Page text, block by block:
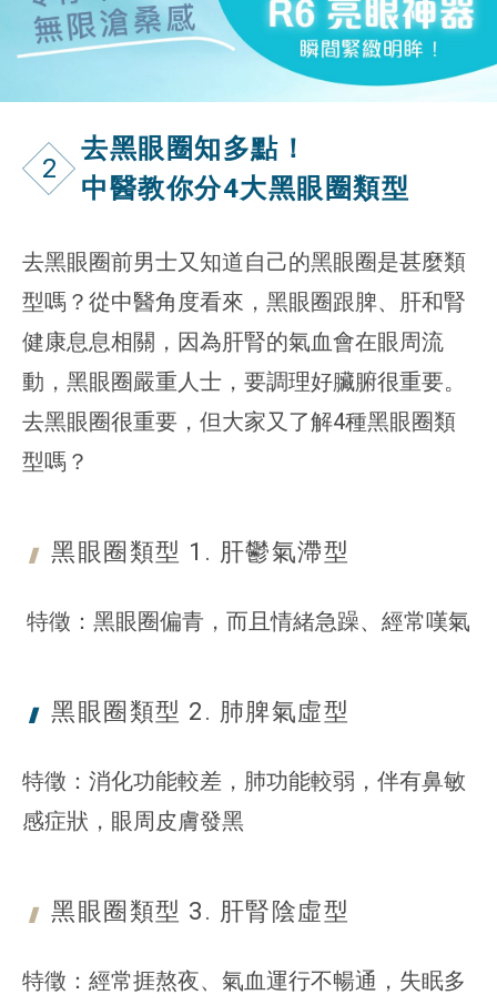
2
去黑眼圈知多點！
中醫教你分4大黑眼圈類型
去黑眼圈前男士又知道自己的黑眼圈是甚麼類
型嗎？從中醫角度看來，黑眼圈跟脾、肝和腎
健康息息相關，因為肝腎的氣血會在眼周流
動，黑眼圈嚴重人士，要調理好臟腑很重要。
去黑眼圈很重要，但大家又了解4種黑眼圈類
型嗎？
黑眼圈類型 1. 肝鬱氣滯型
特徵：黑眼圈偏青，而且情緒急躁、經常嘆氣
黑眼圈類型 2. 肺脾氣虛型
特徵：消化功能較差，肺功能較弱，伴有鼻敏
感症狀，眼周皮膚發黑
黑眼圈類型 3. 肝腎 陰虛型
特徵：經常捱熬夜、氣血運行不暢通，失眠多